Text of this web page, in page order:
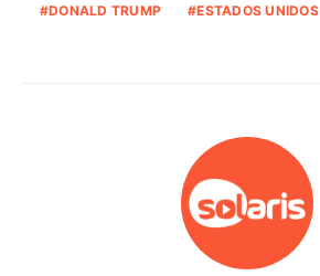
DONALD TRUMP
ESTADOS UNIDOS